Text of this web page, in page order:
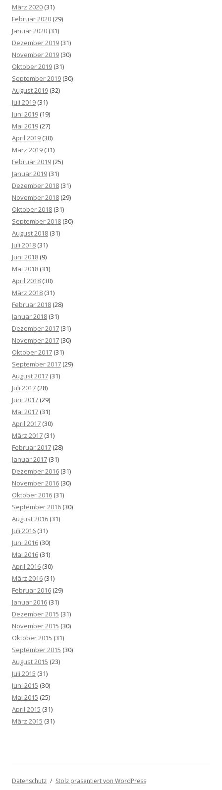
März 2020 (31)
Februar 2020 (29)
Januar 2020 (31)
Dezember 2019 (31)
November 2019 (30)
Oktober 2019 (31)
September 2019 (30)
August 2019 (32)
Juli 2019 (31)
Juni 2019 (19)
Mai 2019 (27)
April 2019 (30)
März 2019 (31)
Februar 2019 (25)
Januar 2019 (31)
Dezember 2018 (31)
November 2018 (29)
Oktober 2018 (31)
September 2018 (30)
August 2018 (31)
Juli 2018 (31)
Juni 2018 (9)
Mai 2018 (31)
April 2018 (30)
März 2018 (31)
Februar 2018 (28)
Januar 2018 (31)
Dezember 2017 (31)
November 2017 (30)
Oktober 2017 (31)
September 2017 (29)
August 2017 (31)
Juli 2017 (28)
Juni 2017 (29)
Mai 2017 (31)
April 2017 (30)
März 2017 (31)
Februar 2017 (28)
Januar 2017 (31)
Dezember 2016 (31)
November 2016 (30)
Oktober 2016 (31)
September 2016 (30)
August 2016 (31)
Juli 2016 (31)
Juni 2016 (30)
Mai 2016 (31)
April 2016 (30)
März 2016 (31)
Februar 2016 (29)
Januar 2016 (31)
Dezember 2015 (31)
November 2015 (30)
Oktober 2015 (31)
September 2015 (30)
August 2015 (23)
Juli 2015 (31)
Juni 2015 (30)
Mai 2015 (25)
April 2015 (31)
März 2015 (31)
Datenschutz Stolz präsentiert von WordPress